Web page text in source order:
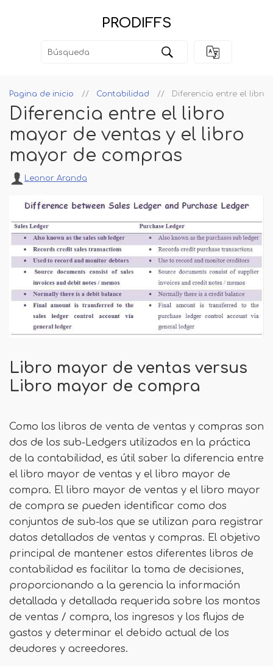
PRODIFFS
Pagina de inicio Contabilidad Diferencia entre el libro
Diferencia entre el libro
mayor de ventas y el libro
mayor de compras
Leonor Aranda
Libro mayor de ventas versus
Libro mayor de compra
Como los libros de venta de ventas y compras son
dos de los sub-Ledgers utilizados en la práctica
de la contabilidad, es útil saber la diferencia entre
el libro mayor de ventas y el libro mayor de
compra. El libro mayor de ventas y el libro mayor
de compra se pueden identificar como dos
conjuntos de sub-los que se utilizan para registrar
datos detallados de ventas y compras. El objetivo
principal de mantener estos diferentes libros de
contabilidad es facilitar la toma de decisiones,
proporcionando a la gerencia la información
detallada y detallada requerida sobre los montos
de ventas / compra, los ingresos y los flujos de
gastos y determinar el debido actual de los
deudores y acreedores.